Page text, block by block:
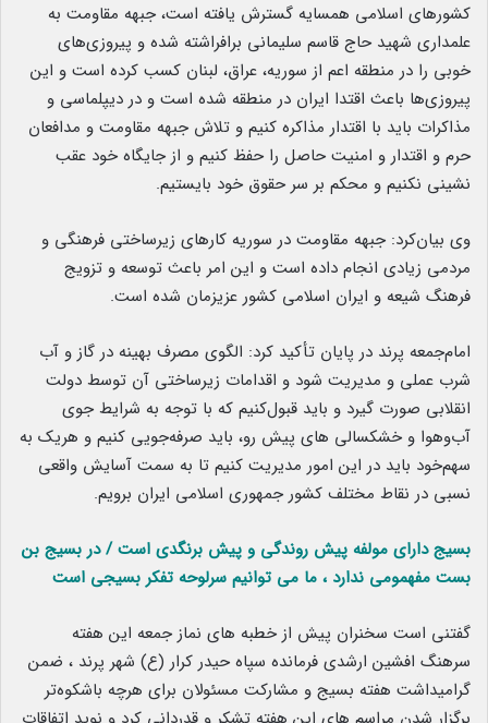
کشورهای اسلامی همسایه گسترش یافته است، جبهه مقاومت به
علمداری شهید حاج قاسم سلیمانی برافراشته شده و پیروزی‌های
خوبی را در منطقه اعم از سوریه، عراق، لبنان کسب کرده است و این
پیروزی‌ها باعث اقتدا ایران در منطقه شده است و در دیپلماسی و
مذاکرات باید با اقتدار مذاکره کنیم و تلاش جبهه مقاومت و مدافعان
حرم و اقتدار و امنیت حاصل را حفظ کنیم و از جایگاه خود عقب
نشینی نکنیم و محکم بر سر حقوق خود بایستیم.
وی بیان‌کرد: جبهه مقاومت در سوریه کارهای زیرساختی فرهنگی و
مردمی زیادی انجام داده است و این امر باعث توسعه و تزویج
فرهنگ شیعه و ایران اسلامی کشور عزیزمان شده است.
امام‌جمعه پرند در پایان تأکید کرد: الگوی مصرف بهینه در گاز و آب
شرب عملی و مدیریت شود و اقدامات زیرساختی آن توسط دولت
انقلابی صورت گیرد و باید قبول‌کنیم که با توجه به شرایط جوی
آب‌وهوا و خشکسالی های پیش رو، باید صرفه‌جویی کنیم و هریک به
سهم‌خود باید در این امور مدیریت کنیم تا به سمت آسایش واقعی
نسبی در نقاط مختلف کشور جمهوری اسلامی ایران برویم.
بسیج دارای مولفه پیش روندگی و پیش برنگدی است / در بسیج بن
بست مفهمومی ندارد ، ما می توانیم سرلوحه تفکر بسیجی است
گفتنی است سخنران پیش از خطبه های نماز جمعه این هفته
سرهنگ افشین ارشدی فرمانده سپاه حیدر کرار (ع) شهر پرند ، ضمن
گرامیداشت هفته بسیج و مشارکت مسئولان برای هرچه باشکوه‌تر